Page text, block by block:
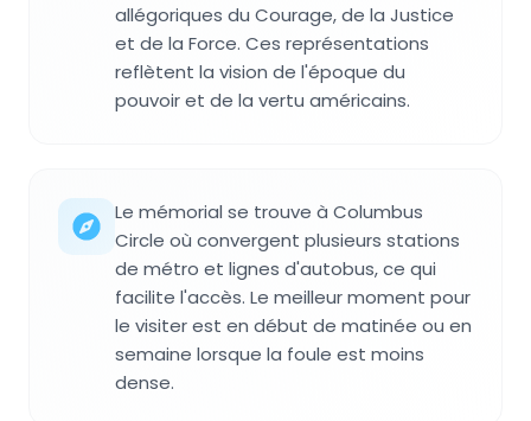
allégoriques du Courage, de la Justice
et de la Force. Ces représentations
reflètent la vision de l'époque du
pouvoir et de la vertu américains.
Le mémorial se trouve à Columbus
Circle où convergent plusieurs stations
de métro et lignes d'autobus, ce qui
facilite l'accès. Le meilleur moment pour
le visiter est en début de matinée ou en
semaine lorsque la foule est moins
dense.